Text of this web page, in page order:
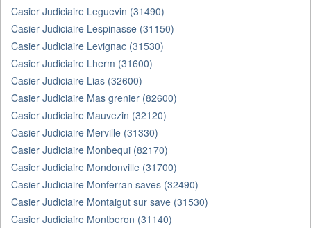
Casier Judiciaire Leguevin (31490)
Casier Judiciaire Lespinasse (31150)
Casier Judiciaire Levignac (31530)
Casier Judiciaire Lherm (31600)
Casier Judiciaire Lias (32600)
Casier Judiciaire Mas grenier (82600)
Casier Judiciaire Mauvezin (32120)
Casier Judiciaire Merville (31330)
Casier Judiciaire Monbequi (82170)
Casier Judiciaire Mondonville (31700)
Casier Judiciaire Monferran saves (32490)
Casier Judiciaire Montaigut sur save (31530)
Casier Judiciaire Montberon (31140)